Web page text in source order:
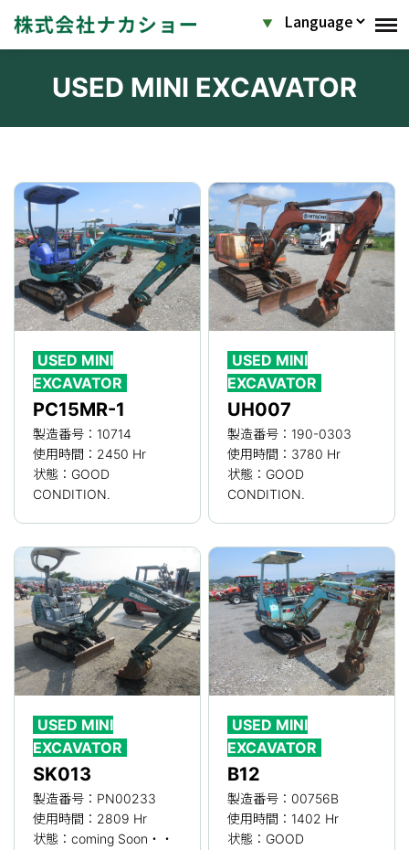
USED MINI EXCAVATOR
USED MINI
EXCAVATOR
PC15MR-1
製造番号：10714
使用時間：2450 Hr
状態：GOOD
CONDITION.
USED MINI
EXCAVATOR
UH007
製造番号：190-0303
使用時間：3780 Hr
状態：GOOD
CONDITION.
USED MINI
EXCAVATOR
SK013
製造番号：PN00233
使用時間：2809 Hr
状態：coming Soon・・
USED MINI
EXCAVATOR
B12
製造番号：00756B
使用時間：1402 Hr
状態：GOOD